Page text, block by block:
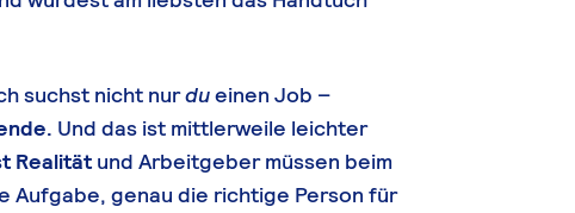
suchst nicht nurdueinen Job –
Und das ist mittlerweile leichter
Realität und Arbeitgeber müssen beim
Aufgabe, genau die richtige Person für